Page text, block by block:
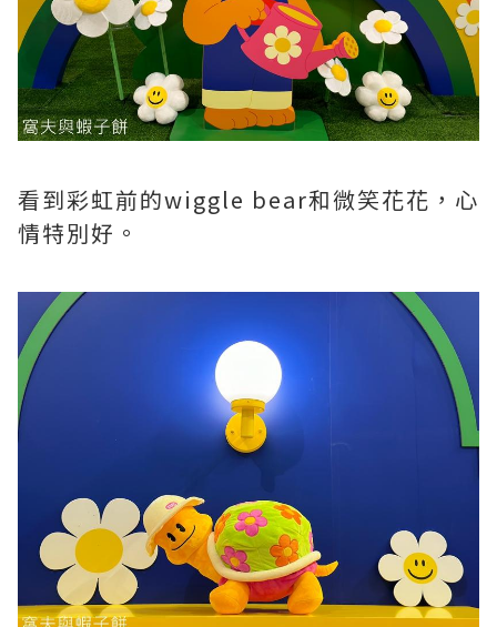
看到彩虹前的wiggle bear和微笑花花，心
情特別好。